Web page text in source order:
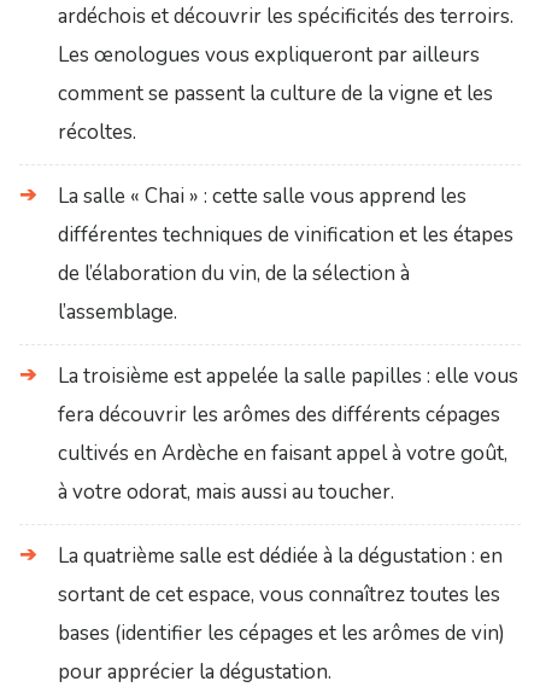
ardéchois et découvrir les spécificités des terroirs.
Les œnologues vous expliqueront par ailleurs
comment se passent la culture de la vigne et les
récoltes.
La salle « Chai » : cette salle vous apprend les
différentes techniques de vinification et les étapes
de l’élaboration du vin, de la sélection à
l’assemblage.
La troisième est appelée la salle papilles : elle vous
fera découvrir les arômes des différents cépages
cultivés en Ardèche en faisant appel à votre goût,
à votre odorat, mais aussi au toucher.
La quatrième salle est dédiée à la dégustation : en
sortant de cet espace, vous connaîtrez toutes les
bases (identifier les cépages et les arômes de vin)
pour apprécier la dégustation.